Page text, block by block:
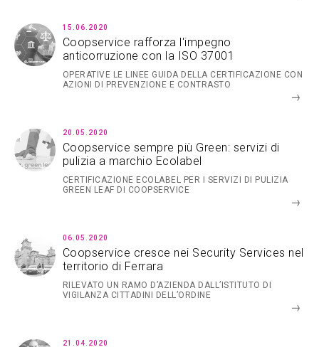
15.06.2020
Coopservice rafforza l'impegno
anticorruzione con la ISO 37001
OPERATIVE LE LINEE GUIDA DELLA CERTIFICAZIONE CON
AZIONI DI PREVENZIONE E CONTRASTO
20.05.2020
Coopservice sempre più Green: servizi di
pulizia a marchio Ecolabel
CERTIFICAZIONE ECOLABEL PER I SERVIZI DI PULIZIA
GREEN LEAF DI COOPSERVICE
06.05.2020
Coopservice cresce nei Security Services nel
territorio di Ferrara
RILEVATO UN RAMO D’AZIENDA DALL’ISTITUTO DI
VIGILANZA CITTADINI DELL’ORDINE
21.04.2020